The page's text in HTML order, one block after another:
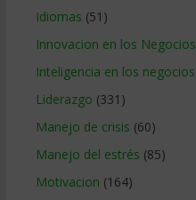
Idiomas (51)
Innovacion en los Negocios
Inteligencia en los negocios
Liderazgo (331)
Manejo de crisis (60)
Manejo del estrés (85)
Motivacion (164)